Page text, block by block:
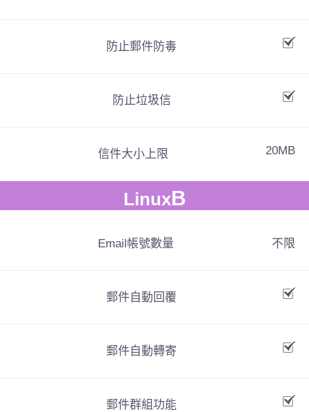
防止郵件防毒
防止垃圾信
信件大小上限 20MB
LinuxB
Email帳號數量 不限
郵件自動回覆
郵件自動轉寄
郵件群組功能